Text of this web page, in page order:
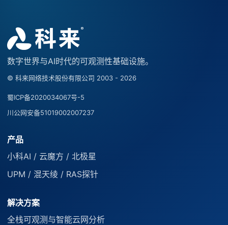
数字世界与AI时代的可观测性基础设施。
© 科来网络技术股份有限公司 2003 - 2026
蜀ICP备2020034067号-5
川公网安备51019002007237
产品
小科AI / 云魔方 / 北极星
UPM / 混天绫 / RAS探针
解决方案
全栈可观测与智能云网分析